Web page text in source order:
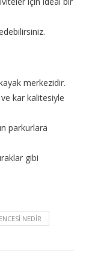
merkezidir.
kar kalitesiyle
parkurlara
gibi
NEDIR